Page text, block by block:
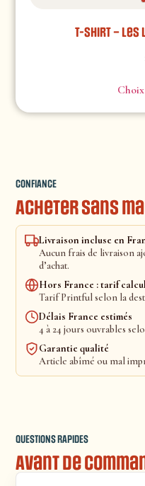
T-shirt – Les
CONFIANCE
Acheter sans
Livraison incluse en
Aucun frais de livraison
d’achat.
Hors France : tarif
Tarif Printful selon la
Délais France estimés
4 à 24 jours ouvrables
Garantie qualité
Article abîmé ou mal
QUESTIONS RAPIDES
Avant de